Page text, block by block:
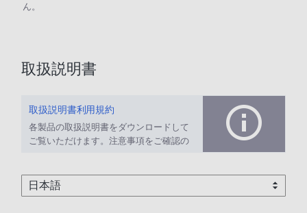
ん。
取扱説明書
取扱説明書利用規約
各製品の取扱説明書をダウンロードして
ご覧いただけます。注意事項をご確認の